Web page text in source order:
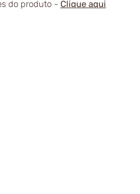
do produto - Clique aqui